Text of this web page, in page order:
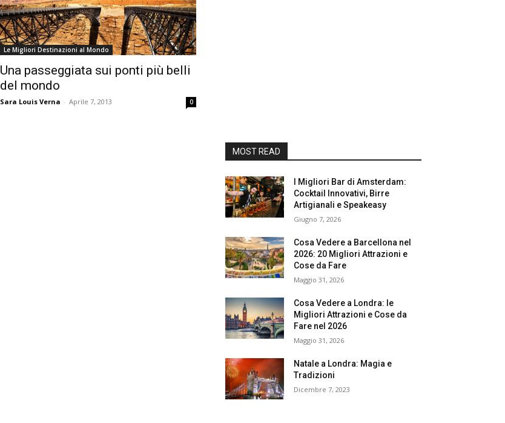
Le Migliori Destinazioni al Mondo
Una passeggiata sui ponti più belli
del mondo
Sara Louis Verna - Aprile 7, 2013 0
MOST READ
I Migliori Bar di Amsterdam:
Cocktail Innovativi, Birre
Artigianali e Speakeasy
Giugno 7, 2026
Cosa Vedere a Barcellona nel
2026: 20 Migliori Attrazioni e
Cose da Fare
Maggio 31, 2026
Cosa Vedere a Londra: le
Migliori Attrazioni e Cose da
Fare nel 2026
Maggio 31, 2026
Natale a Londra: Magia e
Tradizioni
Dicembre 7, 2023